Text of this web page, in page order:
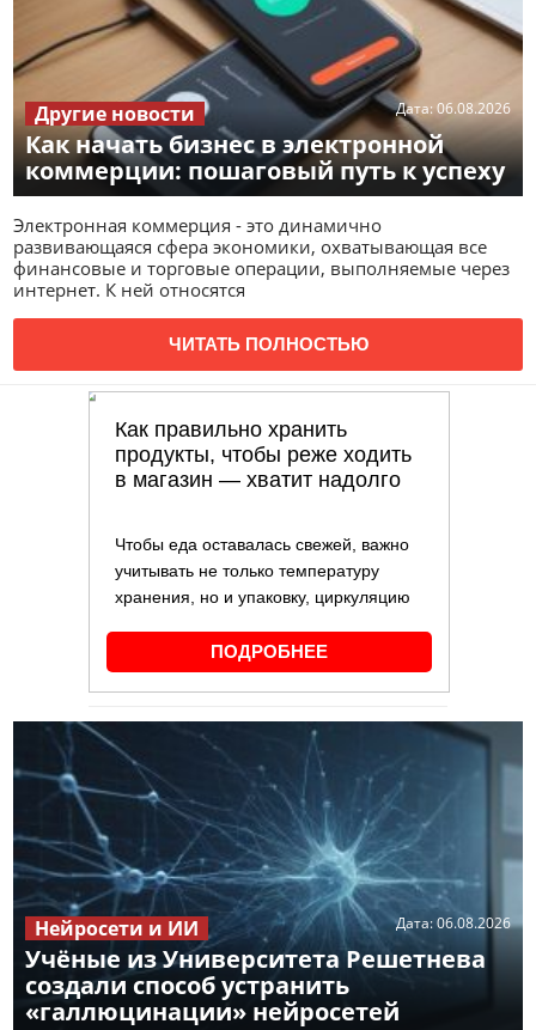
Как начать бизнес в электронной
коммерции: пошаговый путь к успеху
Дата:06.08.2026
Другие новости
Электронная коммерция - это динамично
развивающаяся сфера экономики, охватывающая все
финансовые и торговые операции, выполняемые через
интернет. К ней относятся
ЧИТАТЬ ПОЛНОСТЬЮ
Учёные из Университета Решетнева
создали способ устранить
«галлюцинации» нейросетей
Дата:06.08.2026
Нейросети и ИИ